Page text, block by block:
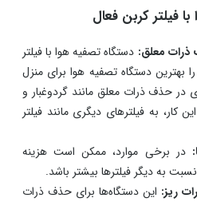
فیلتر کربن فعال
معلق:دستگاه‌ تصفیه هوا با فیلتر
دستگاه تصفیه هوا برای منزل
در حذف ذرات معلق مانند گردوغبار و
کار، به فیلترهای دیگری مانند فیلتر
در برخی موارد، ممکن است هزینه
به دیگر فیلترها بیشتر باشد.
ریز:این دستگاه‌ها برای حذف ذرات